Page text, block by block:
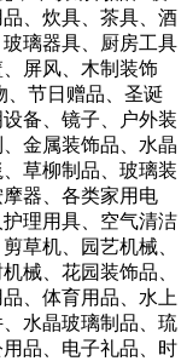
、炊具、茶具、酒
璃器具、厨房工具
屏风、木制装饰
、节日赠品、圣诞
备、镜子、户外装
金属装饰品、水晶
草柳制品、玻璃装
器、各类家用电
理用具、空气清洁
草机、园艺机械、
械、花园装饰品、
、体育用品、水上
水晶玻璃制品、琉
品、电子礼品、时